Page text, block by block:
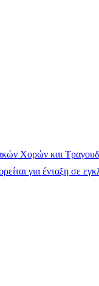
Χορών και
για ένταξη σε